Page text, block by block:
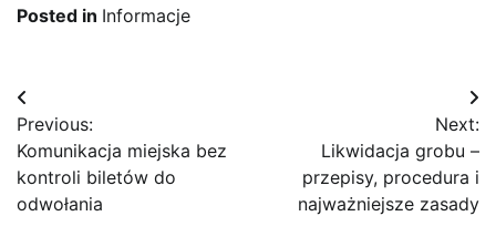
Posted in Informacje
Nawigacja
wpisu
Previous:
Komunikacja miejska bez
kontroli biletów do
odwołania
Next:
Likwidacja grobu –
przepisy, procedura i
najważniejsze zasady